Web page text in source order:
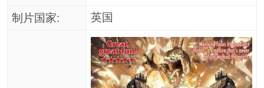
制片国家: 英国